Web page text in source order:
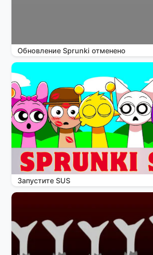
Обновление Sprunki отменено
Запустите SUS